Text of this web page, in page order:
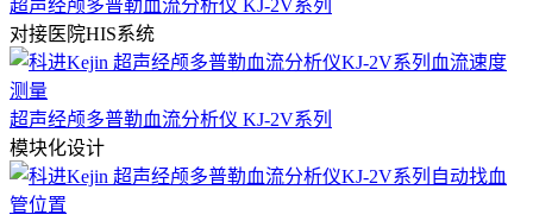
超声经颅多普勒血流分析仪 KJ-2V系列
对接医院HIS系统
超声经颅多普勒血流分析仪 KJ-2V系列
模块化设计